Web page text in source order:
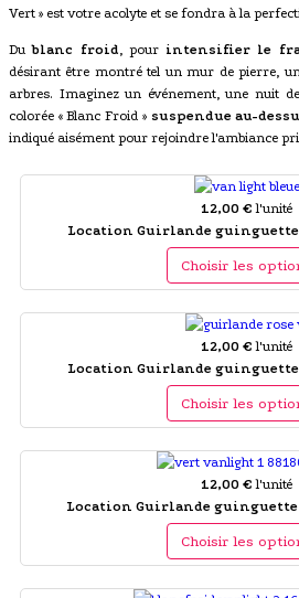
Vert » est votre acolyte et se fondra à la
Dublanc froid, pour intensifier le
désirant être montré tel un mur de pierre,
arbres. Imaginez un événement, une nuit
colorée « Blanc Froid » suspendue au-
indiqué aisément pour rejoindre l'ambiance
12,00 € l'unité
Location Guirlande guinguette
Choisir les
12,00 € l'unité
Location Guirlande guinguette
Choisir les
12,00 € l'unité
Location Guirlande guinguette
Choisir les